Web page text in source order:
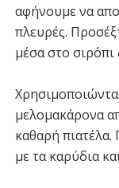
αφήνουμε να
πλευρές.
μέσα στο
μελομακάρονα
καθαρή
με τα καρύδια